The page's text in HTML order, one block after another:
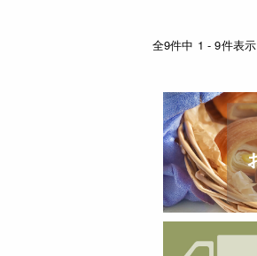
全9件中 1 - 9件表示